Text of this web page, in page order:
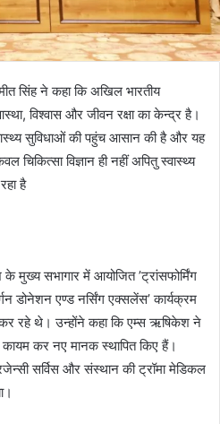
सिंह ने कहा कि अखिल भारतीय
विश्वास और जीवन रक्षा का केन्द्र है।
सुविधाओं की पहुंच आसान की है और यह
चिकित्सा विज्ञान ही नहीं अपितु स्वास्थ्य
है
मुख्य सभागार में आयोजित ’ट्रांसफोर्मिंग
डोनेशन एण्ड नर्सिंग एक्सलेंस’ कार्यक्रम
रहे थे। उन्होंने कहा कि एम्स ऋषिकेश ने
कर नए मानक स्थापित किए हैं।
सर्विस और संस्थान की ट्रॉमा मेडिकल